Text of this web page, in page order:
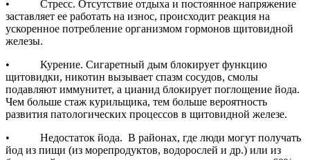
• Стресс. Отсутствие отдыха и постоянное напряжение
заставляет ее работать на износ, происходит реакция на
ускоренное потребление организмом гормонов щитовидной
железы.
• Курение. Сигаретный дым блокирует функцию
щитовидки, никотин вызывает спазм сосудов, смолы
подавляют иммунитет, а цианид блокирует поглощение йода.
Чем больше стаж курильщика, тем больше вероятность
развития патологических процессов в щитовидной железе.
• Недостаток йода. В районах, где люди могут получать
йод из пищи (из морепродуктов, водорослей и др.) или из